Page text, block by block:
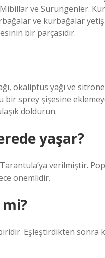
ve Sürüngenler.
ve kurbağalar
bir parçasıdır.
okaliptüs yağı ve
sprey şişesine
doldurun.
yaşar?
verilmiştir.
önemlidir.
Eşleştirdikten sonra